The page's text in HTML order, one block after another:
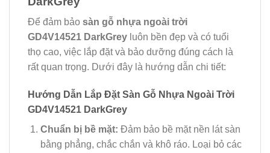
Để đảm bảo sàn gỗ nhựa ngoài trời
GD4V14521 DarkGrey luôn bền đẹp và có tuổi
thọ cao, việc lắp đặt và bảo dưỡng đúng cách là
rất quan trọng. Dưới đây là hướng dẫn chi tiết:
Hướng Dẫn Lắp Đặt Sàn Gỗ Nhựa Ngoài Trời
GD4V14521 DarkGrey
Chuẩn bị bề mặt: Đảm bảo bề mặt nền lát sàn
bằng phẳng, chắc chắn và khô ráo. Loại bỏ các